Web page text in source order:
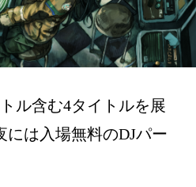
ル含む4タイトルを展
には入場無料のDJパー